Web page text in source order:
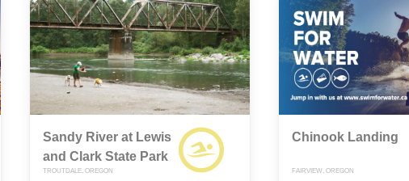
Sandy River at Lewis
and Clark State Park
TROUTDALE, OREGON
Chinook Landing
FAIRVIEW, OREGON